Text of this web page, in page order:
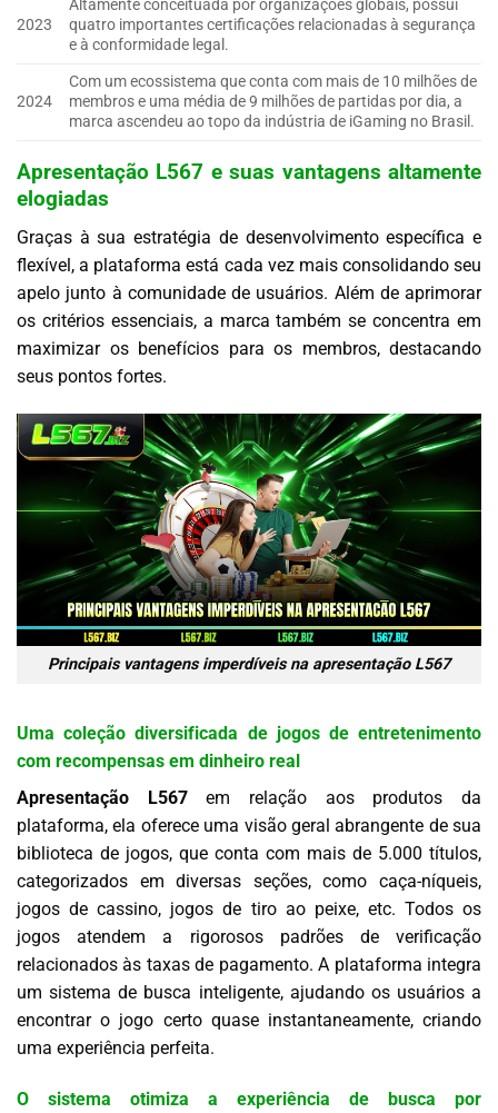
2023
Altamente conceituada por organizações globais, possui
quatro importantes certificações relacionadas à segurança
e à conformidade legal.
2024
Com um ecossistema que conta com mais de 10 milhões de
membros e uma média de 9 milhões de partidas por dia, a
marca ascendeu ao topo da indústria de iGaming no Brasil.
Apresentação L567 e suas vantagens altamente
elogiadas
Graças à sua estratégia de desenvolvimento específica e
flexível, a plataforma está cada vez mais consolidando seu
apelo junto à comunidade de usuários. Além de aprimorar
os critérios essenciais, a marca também se concentra em
maximizar os benefícios para os membros, destacando
seus pontos fortes.
Principais vantagens imperdíveis na apresentação L567
Uma coleção diversificada de jogos de entretenimento
com recompensas em dinheiro real
Apresentação L567em relação aos produtos da
plataforma, ela oferece uma visão geral abrangente de sua
biblioteca de jogos, que conta com mais de 5.000 títulos,
categorizados em diversas seções, como caça-níqueis,
jogos de cassino, jogos de tiro ao peixe, etc. Todos os
jogos atendem a rigorosos padrões de verificação
relacionados às taxas de pagamento. A plataforma integra
um sistema de busca inteligente, ajudando os usuários a
encontrar o jogo certo quase instantaneamente, criando
uma experiência perfeita.
O sistema otimiza a experiência de busca por